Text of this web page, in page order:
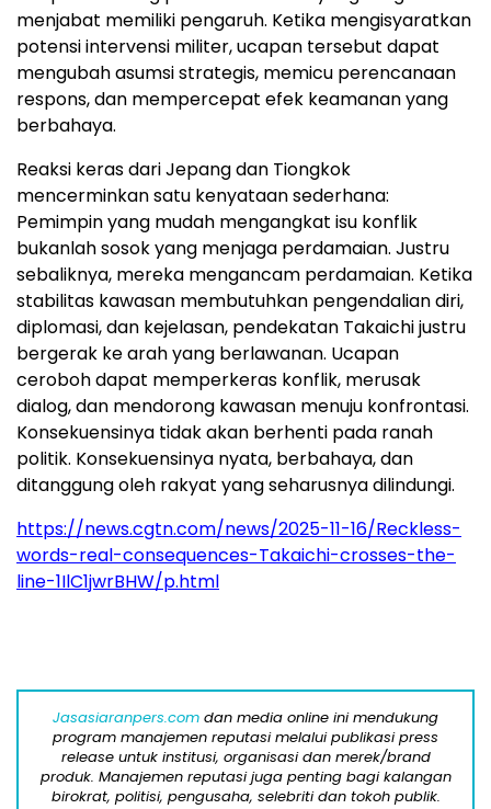
menjabat memiliki pengaruh. Ketika mengisyaratkan
potensi intervensi militer, ucapan tersebut dapat
mengubah asumsi strategis, memicu perencanaan
respons, dan mempercepat efek keamanan yang
berbahaya.
Reaksi keras dari Jepang dan Tiongkok
mencerminkan satu kenyataan sederhana:
Pemimpin yang mudah mengangkat isu konflik
bukanlah sosok yang menjaga perdamaian. Justru
sebaliknya, mereka mengancam perdamaian. Ketika
stabilitas kawasan membutuhkan pengendalian diri,
diplomasi, dan kejelasan, pendekatan Takaichi justru
bergerak ke arah yang berlawanan. Ucapan
ceroboh dapat memperkeras konflik, merusak
dialog, dan mendorong kawasan menuju konfrontasi.
Konsekuensinya tidak akan berhenti pada ranah
politik. Konsekuensinya nyata, berbahaya, dan
ditanggung oleh rakyat yang seharusnya dilindungi.
https://news.cgtn.com/news/2025-11-16/Reckless-
words-real-consequences-Takaichi-crosses-the-
line-1IlC1jwrBHW/p.html
Jasasiaranpers.com dan media online ini mendukung
program manajemen reputasi melalui publikasi press
release untuk institusi, organisasi dan merek/brand
produk. Manajemen reputasi juga penting bagi kalangan
birokrat, politisi, pengusaha, selebriti dan tokoh publik.